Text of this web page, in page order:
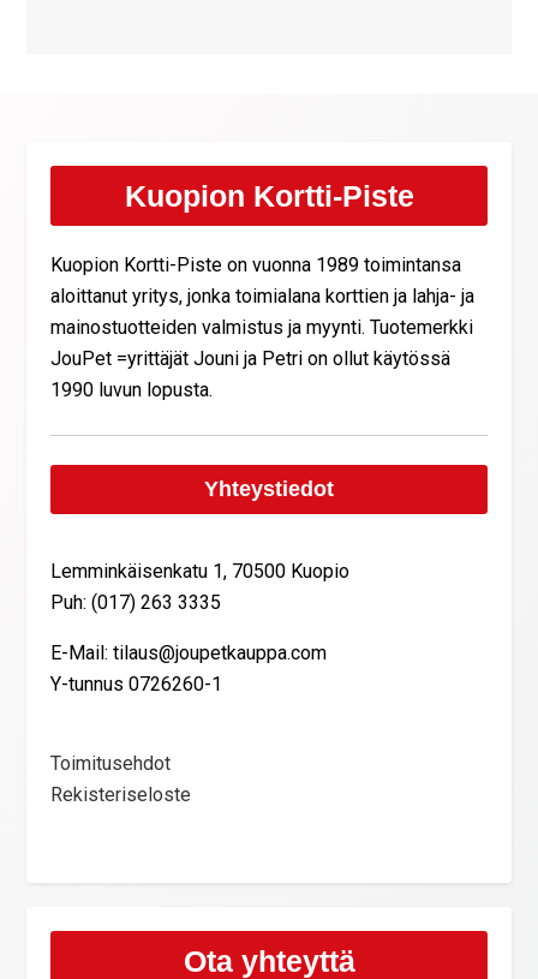
Kuopion Kortti-Piste
Kuopion Kortti-Piste on vuonna 1989 toimintansa
aloittanut yritys, jonka toimialana korttien ja lahja- ja
mainostuotteiden valmistus ja myynti. Tuotemerkki
JouPet =yrittäjät Jouni ja Petri on ollut käytössä
1990 luvun lopusta.
Yhteystiedot
Lemminkäisenkatu 1, 70500 Kuopio
Puh: (017) 263 3335
E-Mail: tilaus@joupetkauppa.com
Y-tunnus 0726260-1
Toimitusehdot
Rekisteriseloste
Ota yhteyttä